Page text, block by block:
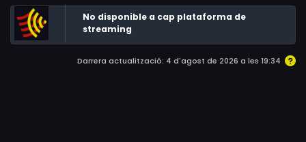
relacionats amb els hipsters, els problemes de salut
mental i la gentrificació.
No disponible a cap plataforma de
streaming
Darrera actualització: 4 d'agost de 2026 a les 19:34